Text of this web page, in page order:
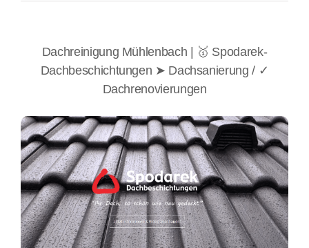
Dachreinigung Mühlenbach | 🥇 Spodarek-
Dachbeschichtungen ➤ Dachsanierung / ✓
Dachrenovierungen